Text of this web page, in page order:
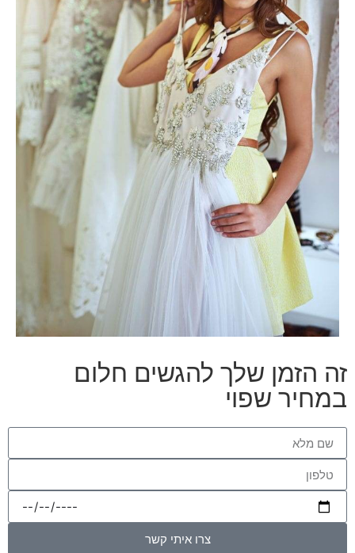
זה הזמן שלך להגשים חלום
במחיר שפוי
צרו איתי קשר